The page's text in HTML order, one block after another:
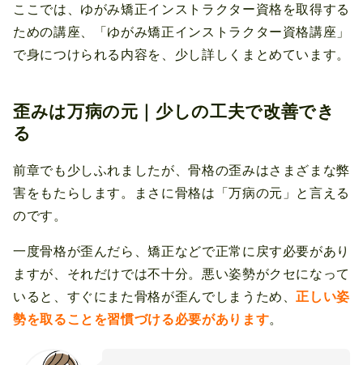
ここでは、ゆがみ矯正インストラクター資格を取得する
ための講座、「ゆがみ矯正インストラクター資格講座」
で身につけられる内容を、少し詳しくまとめています。
歪みは万病の元｜少しの工夫で改善でき
る
前章でも少しふれましたが、骨格の歪みはさまざまな弊
害をもたらします。まさに骨格は「万病の元」と言える
のです。
一度骨格が歪んだら、矯正などで正常に戻す必要があり
ますが、それだけでは不十分。悪い姿勢がクセになって
いると、すぐにまた骨格が歪んでしまうため、 正しい姿
勢を取ることを習慣づける必要があります。